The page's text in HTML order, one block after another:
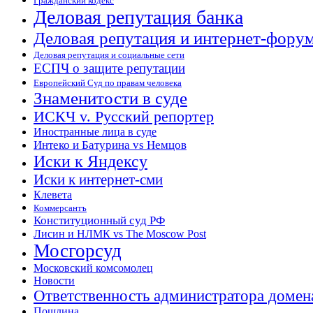
Деловая репутация банка
Деловая репутация и интернет-
Деловая репутация и социальные сети
ЕСПЧ о защите репутации
Европейский Суд по правам человека
Знаменитости в суде
ИСКЧ v. Русский репортер
Иностранные лица в суде
Интеко и Батурина vs Немцов
Иски к Яндексу
Иски к интернет-сми
Клевета
Коммерсантъ
Конституционный суд РФ
Лисин и НЛМК vs The Moscow Post
Мосгорсуд
Московский комсомолец
Новости
Ответственность администратора